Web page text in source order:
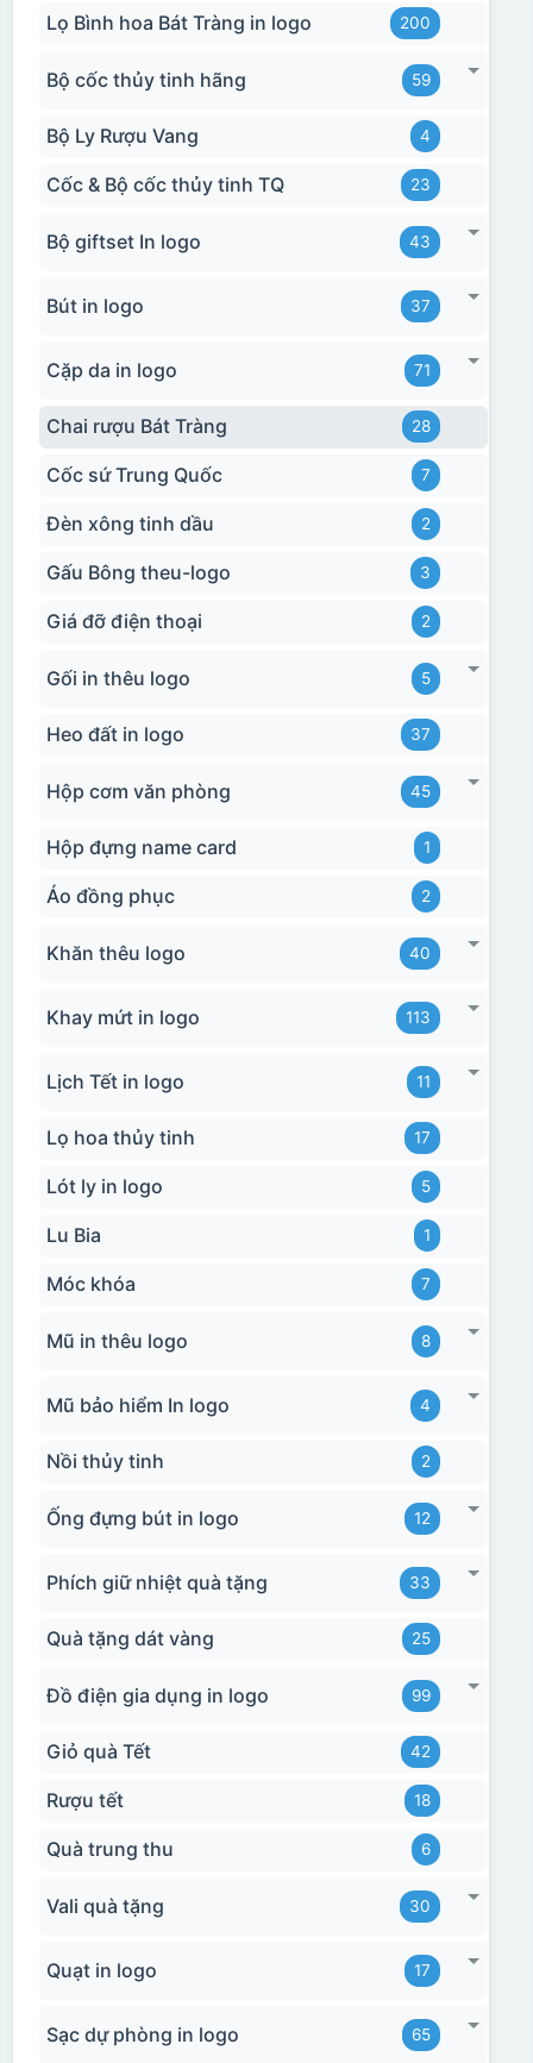
Hộp xi biểu trưng
Lọ Bình hoa Bát Tràng in logo 200
Bộ cốc thủy tinh hãng 59
Bộ Ly Rượu Vang 4
Cốc & Bộ cốc thủy tinh TQ 23
Bộ giftset In logo 43
Bút in logo 37
Cặp da in logo 71
Chai rượu Bát Tràng 28
Cốc sứ Trung Quốc 7
Đèn xông tinh dầu 2
Gấu Bông theu-logo 3
Giá đỡ điện thoại 2
Gối in thêu logo 5
Heo đất in logo 37
Hộp cơm văn phòng 45
Hộp đựng name card 1
Áo đồng phục 2
Khăn thêu logo 40
Khay mứt in logo 113
Lịch Tết in logo 11
Lọ hoa thủy tinh 17
Lót ly in logo 5
Lu Bia 1
Móc khóa 7
Mũ in thêu logo 8
Mũ bảo hiểm In logo 4
Nồi thủy tinh 2
Ống đựng bút in logo 12
Phích giữ nhiệt quà tặng 33
Quà tặng dát vàng 25
Đồ điện gia dụng in logo 99
Giỏ quà Tết 42
Rượu tết 18
Quà trung thu 6
Vali quà tặng 30
Quạt in logo 17
Sạc dự phòng in logo 65